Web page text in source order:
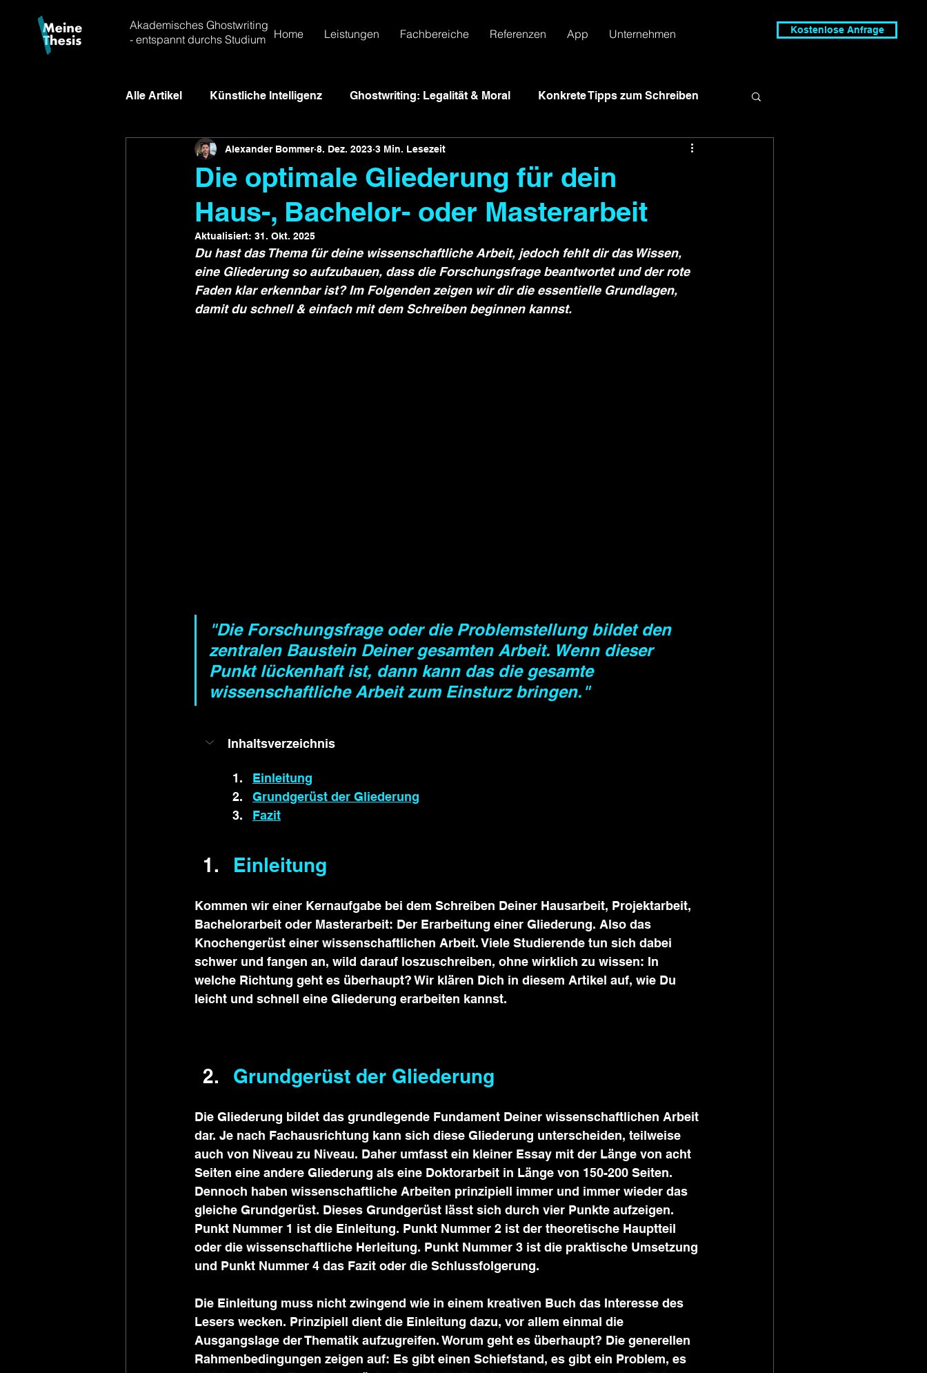
Akademisches Ghostwriting
- entspannt durchs Studium
Home Leistungen Fachbereiche Referenzen App Unternehmen Kostenlose Anfrage
Alle Artikel Künstliche Intelligenz Ghostwriting: Legalität & Moral Konkrete Tipps zum Schreiben
Optimale Quellenarbeit Pareto & Zeitmanagement
wissenschaftliches Schreiben Bewertungskriterien Abschlussarbeiten Prüfungsvorschriften
Bachelorarbeit Masterarbeit Zweitversuch Fernstudium Doktortitel Promotion
KI-Text Lektorat
Die optimale Gliederung für dein
Haus-, Bachelor- oder Masterarbeit
Alexander Bommer 8. Dez. 2023 3 Min. Lesezeit
Aktualisiert: 31. Okt. 2025
Du hast das Thema für deine wissenschaftliche Arbeit, jedoch fehlt dir das Wissen,
eine Gliederung so aufzubauen, dass die Forschungsfrage beantwortet und der rote
Faden klar erkennbar ist? Im Folgenden zeigen wir dir die essentielle Grundlagen,
damit du schnell & einfach mit dem Schreiben beginnen kannst.
"Die Forschungsfrage oder die Problemstellung bildet den
zentralen Baustein Deiner gesamten Arbeit. Wenn dieser
Punkt lückenhaft ist, dann kann das die gesamte
wissenschaftliche Arbeit zum Einsturz bringen."
Inhaltsverzeichnis
Einleitung
Grundgerüst der Gliederung
Fazit
Einleitung
Kommen wir einer Kernaufgabe bei dem Schreiben Deiner Hausarbeit, Projektarbeit,
Bachelorarbeit oder Masterarbeit: Der Erarbeitung einer Gliederung. Also das
Knochengerüst einer wissenschaftlichen Arbeit. Viele Studierende tun sich dabei
schwer und fangen an, wild darauf loszuschreiben, ohne wirklich zu wissen: In
welche Richtung geht es überhaupt? Wir klären Dich in diesem Artikel auf, wie Du
leicht und schnell eine Gliederung erarbeiten kannst.
Grundgerüst der Gliederung
Die Gliederung bildet das grundlegende Fundament Deiner wissenschaftlichen Arbeit
dar. Je nach Fachausrichtung kann sich diese Gliederung unterscheiden, teilweise
auch von Niveau zu Niveau. Daher umfasst ein kleiner Essay mit der Länge von acht
Seiten eine andere Gliederung als eine Doktorarbeit in Länge von 150-200 Seiten.
Dennoch haben wissenschaftliche Arbeiten prinzipiell immer und immer wieder das
gleiche Grundgerüst. Dieses Grundgerüst lässt sich durch vier Punkte aufzeigen.
Punkt Nummer 1 ist die Einleitung. Punkt Nummer 2 ist der theoretische Hauptteil
oder die wissenschaftliche Herleitung. Punkt Nummer 3 ist die praktische Umsetzung
und Punkt Nummer 4 das Fazit oder die Schlussfolgerung.
Die Einleitung muss nicht zwingend wie in einem kreativen Buch das Interesse des
Lesers wecken. Prinzipiell dient die Einleitung dazu, vor allem einmal die
Ausgangslage der Thematik aufzugreifen. Worum geht es überhaupt? Die generellen
Rahmenbedingungen zeigen auf: Es gibt einen Schiefstand, es gibt ein Problem, es